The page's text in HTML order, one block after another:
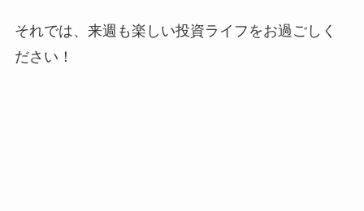
それでは、来週も楽しい投資ライフをお過ごしく
ださい！